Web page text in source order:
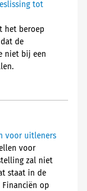
tot
het beroep
de
niet bij een
voor uitleners
voor
zal niet
staat in de
Financiën op